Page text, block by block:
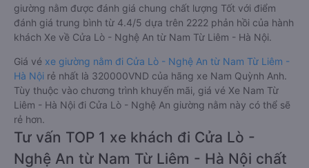
giường nằm được đánh giá chung chất lượng Tốt với điểm
đánh giá trung bình từ 4.4/5 dựa trên 2222 phản hồi của hành
khách Xe về Cửa Lò - Nghệ An từ Nam Từ Liêm - Hà Nội.
Giá vé xe giường nằm đi Cửa Lò - Nghệ An từ Nam Từ Liêm -
Hà Nội rẻ nhất là 320000VND của hãng xe Nam Quỳnh Anh.
Tùy thuộc vào chương trình khuyến mãi, giá vé Xe Nam Từ
Liêm - Hà Nội đi Cửa Lò - Nghệ An giường nằm này có thể sẽ
rẻ hơn.
Tư vấn TOP 1 xe khách đi Cửa Lò -
Nghệ An từ Nam Từ Liêm - Hà Nội chất